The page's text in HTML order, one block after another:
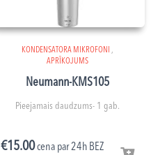
KONDENSATORA MIKROFONI
,
APRĪKOJUMS
Neumann-KMS105
Pieejamais daudzums- 1 gab.
€15.00cena par 24h BEZ